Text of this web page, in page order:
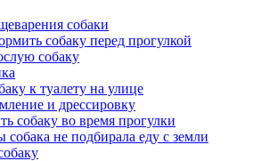
собаки
собаку перед прогулкой
собаку
к туалету на улице
и дрессировку
собаку во время прогулки
собака не подбирала еду с земли